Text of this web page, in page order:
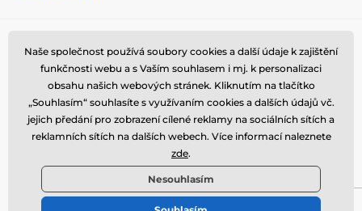
Naše společnost používá soubory cookies a další údaje k zajištění
funkčnosti webu a s Vaším souhlasem i mj. k personalizaci
obsahu našich webových stránek. Kliknutím na tlačítko
„Souhlasím“ souhlasíte s využívaním cookies a dalších údajů vč.
jejich předání pro zobrazení cílené reklamy na sociálních sítích a
reklamních sítích na dalších webech. Více informací naleznete
zde.
Nesouhlasím